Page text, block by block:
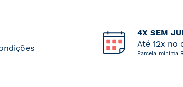
4X SEM
Até 12x no
Parcela mínima